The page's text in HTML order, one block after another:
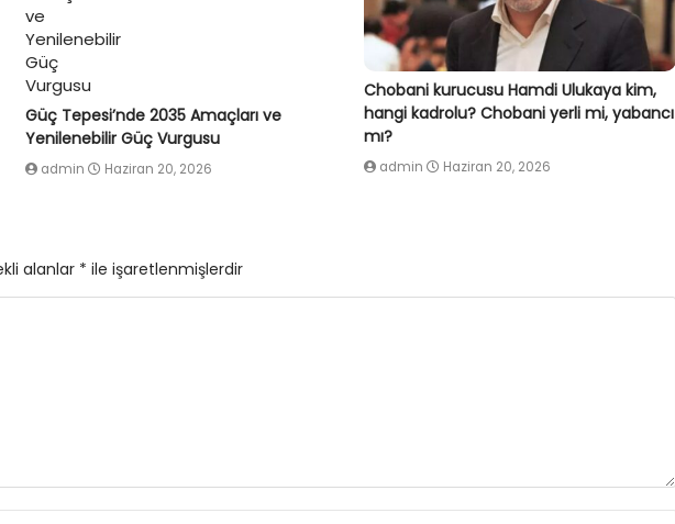
Güç Tepesi’nde 2035 Amaçları ve
Yenilenebilir Güç Vurgusu
admin Haziran 20, 2026
Chobani kurucusu Hamdi Ulukaya kim,
hangi kadrolu? Chobani yerli mi, yabancı
mı?
admin Haziran 20, 2026
alanlar * ile işaretlenmişlerdir